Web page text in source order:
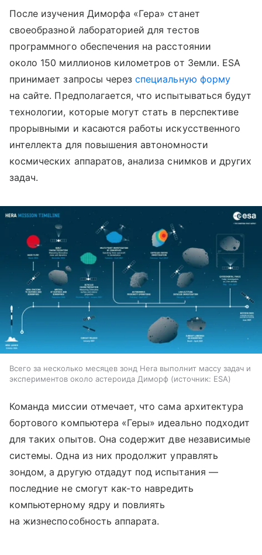
После изучения Диморфа «Гера» станет
своеобразной лабораторией для тестов
программного обеспечения на расстоянии
около 150 миллионов километров от Земли. ESA
принимает запросы черезспециальную форму
на сайте. Предполагается, что испытываться будут
технологии, которые могут стать в перспективе
прорывными и касаются работы искусственного
интеллекта для повышения автономности
космических аппаратов, анализа снимков и других
задач.
Всего за несколько месяцев зонд Hera выполнит массу задач и
экспериментов около астероида Диморф
источник: ESA
Команда миссии отмечает, что сама архитектура
бортового компьютера «Геры» идеально подходит
для таких опытов. Она содержит две независимые
системы. Одна из них продолжит управлять
зондом, а другую отдадут под испытания —
последние не смогут как-то навредить
компьютерному ядру и повлиять
на жизнеспособность аппарата.